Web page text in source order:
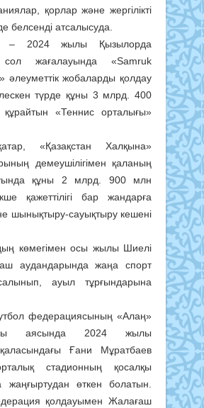
қорлар және жергілікті
белсенді атсалысуда.
– 2024 жылы Қызылорда
сол жағалауында «Samruk
әлеуметтік жобаларды қолдау
түрде құны 3 млрд. 400
құрайтын «Теннис орталығы»
«Қазақстан Халқына»
демеушілігімен қаланың
құны 2 млрд. 900 млн
қажеттілігі бар жандарға
шынықтыру-сауықтыру кешені
көмегімен осы жылы Шиелі
аудандарында жаңа спорт
ауыл тұрғындарына
федерациясының «Алаң»
аясында 2024 жылы
Ғани Мұратбаев
стадионның қосалқы
жаңғыртудан өткен болатын.
қолдауымен Жалағаш